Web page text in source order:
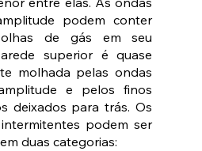
podem conter
de gás em seu
superior é quase
molhada pelas ondas
e pelos finos
deixados para trás. Os
podem ser
duas categorias: